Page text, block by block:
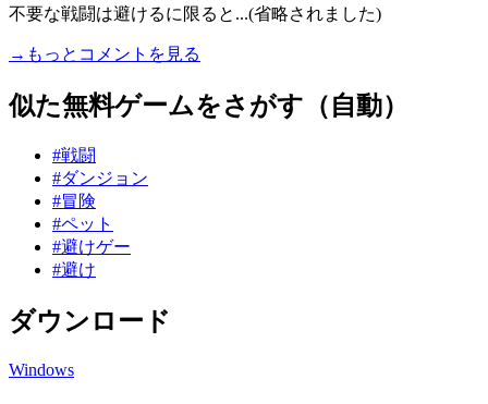
不要な戦闘は避けるに限ると...(省略されました)
→もっとコメントを見る
似た無料ゲームをさがす（自動）
#戦闘
#ダンジョン
#冒険
#ペット
#避けゲー
#避け
ダウンロード
Windows